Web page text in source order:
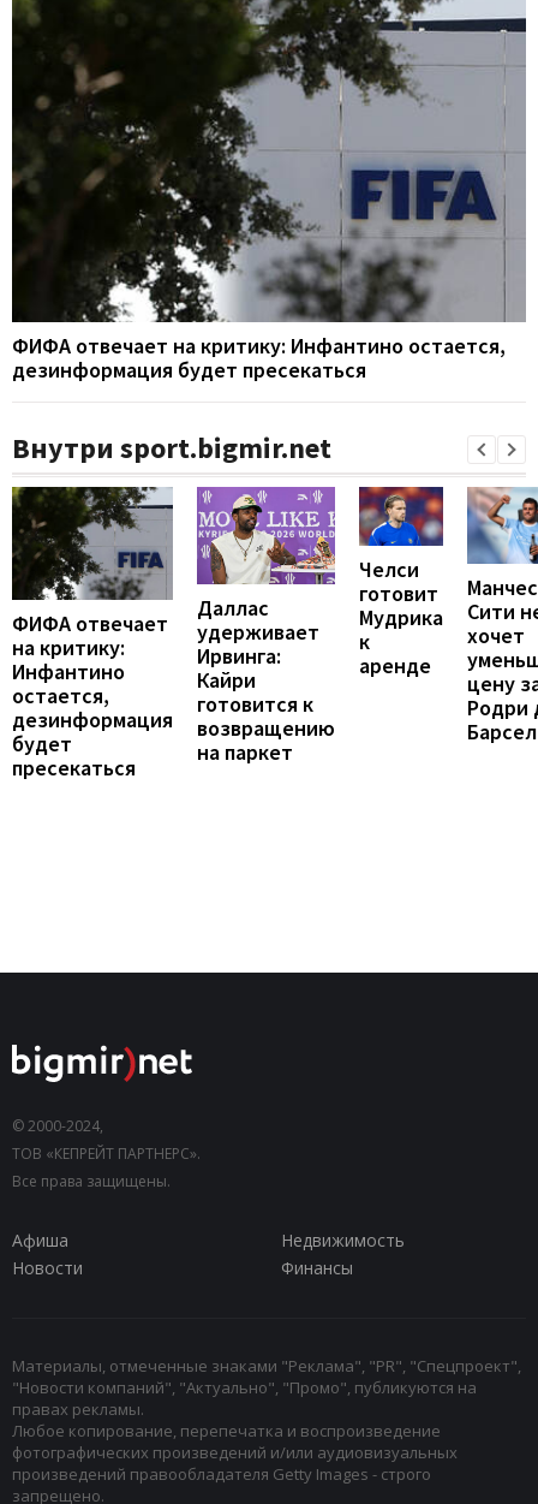
ФИФА отвечает на критику: Инфантино остается,
дезинформация будет пресекаться
Внутри sport.bigmir.net
ФИФА отвечает
на критику:
Инфантино
остается,
дезинформация
будет
пресекаться
Даллас
удерживает
Ирвинга:
Кайри
готовится к
возвращению
на паркет
Челси
готовит
Мудрика
к
аренде
Сити
хочет
цену
Родри
© 2000-2024,
ТОВ «КЕПРЕЙТ ПАРТНЕРС».
Все права защищены.
Афиша
Недвижимость
Новости
Финансы
Материалы, отмеченные знаками "Реклама", "PR", "Спецпроект",
"Новости компаний", "Актуально", "Промо", публикуются на
правах рекламы.
Любое копирование, перепечатка и воспроизведение
фотографических произведений и/или аудиовизуальных
произведений правообладателя Getty Images - строго
запрещено.